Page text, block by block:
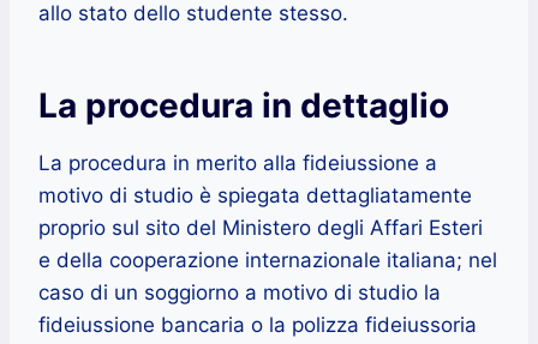
allo stato dello studente stesso.
La procedura in dettaglio
La procedura in merito alla fideiussione a
motivo di studio è spiegata dettagliatamente
proprio sul sito del Ministero degli Affari Esteri
e della cooperazione internazionale italiana; nel
caso di un soggiorno a motivo di studio la
fideiussione bancaria o la polizza fideiussoria